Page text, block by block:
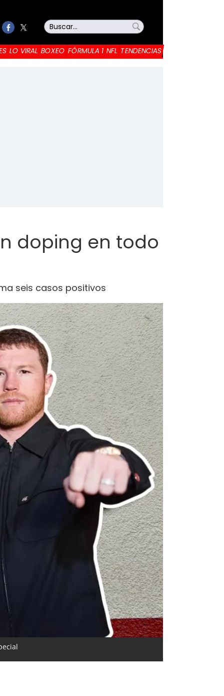
LO VIRAL BOXEO FÓRMULA 1 NFL TENDENCIAS
doping en todo
seis casos positivos